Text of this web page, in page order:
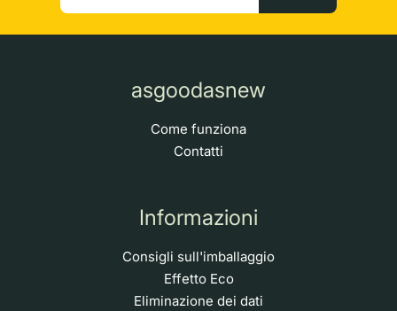
asgoodasnew
Come funziona
Contatti
Informazioni
Consigli sull'imballaggio
Effetto Eco
Eliminazione dei dati